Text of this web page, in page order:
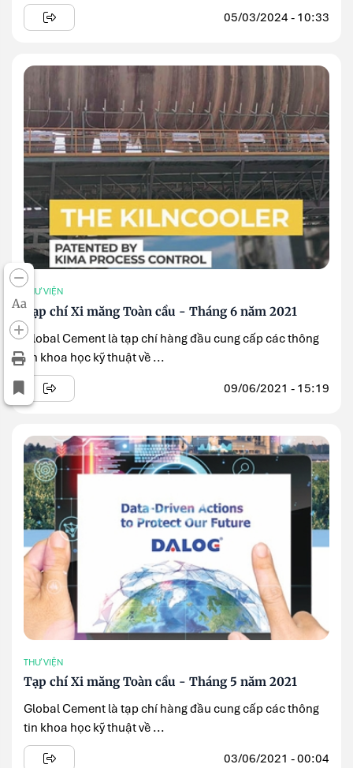
Aa
05/03/2024 - 10:33
THƯ VIỆN
Tạp chí Xi măng Toàn cầu - Tháng 6 năm 2021
Global Cement là tạp chí hàng đầu cung cấp các thông
tin khoa học kỹ thuật về ...
09/06/2021 - 15:19
THƯ VIỆN
Tạp chí Xi măng Toàn cầu - Tháng 5 năm 2021
Global Cement là tạp chí hàng đầu cung cấp các thông
tin khoa học kỹ thuật về ...
03/06/2021 - 00:04